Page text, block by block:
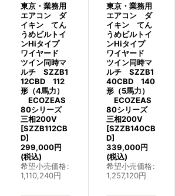
東京・業務用
エアコン ダ
イキン てん
うめビルトイ
ンHiタイプ
ワイヤード
ツイン同時マ
ルチ SZZB1
12CBD 112
形（4馬力）
ECOZEAS
80シリーズ
三相200V
[SZZB112CB
D]
299,000円
(税込)
希望小売価格:
1,110,240円
東京・業務用
エアコン ダ
イキン てん
うめビルトイ
ンHiタイプ
ワイヤード
ツイン同時マ
ルチ SZZB1
40CBD 140
形（5馬力）
ECOZEAS
80シリーズ
三相200V
[SZZB140CB
D]
339,000円
(税込)
希望小売価格:
1,257,120円